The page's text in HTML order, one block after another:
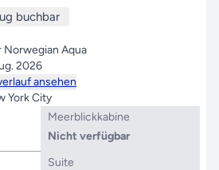
buchbar
Norwegian Aqua
2026
ansehen
York City
Meerblickkabine
Nicht verfügbar
Suite